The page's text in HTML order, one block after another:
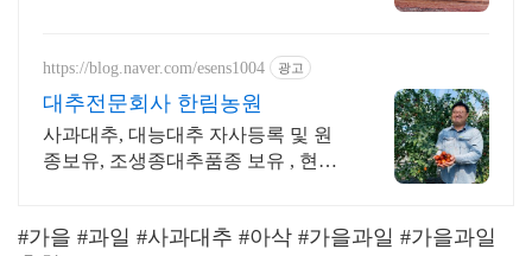
간식.
https://blog.naver.com/esens1004 광고
대추전문회사 한림농원
사과대추, 대능대추 자사등록 및 원
종보유, 조생종대추품종 보유 , 현장
#가을 #과일 #사과대추 #아삭 #가을과일 #가을과일